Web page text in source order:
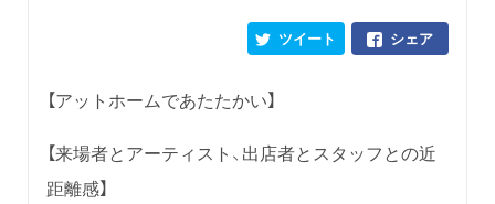
シェア
ツイート
【アットホームであたたかい】
【来場者とアーティスト、出店者とスタッフとの近
距離感】